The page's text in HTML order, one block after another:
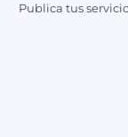
Publica tus